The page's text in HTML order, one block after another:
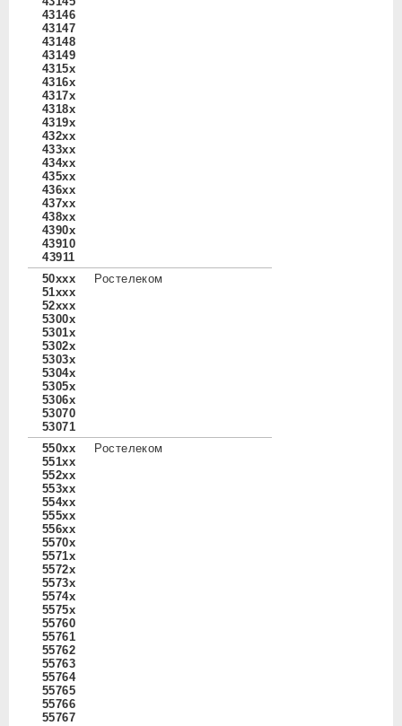
43146
43147
43148
43149
4315x
4316x
4317x
4318x
4319x
432xx
433xx
434xx
435xx
436xx
437xx
438xx
4390x
43910
43911
50xxx
51xxx
52xxx
5300x
5301x
5302x
5303x
5304x
5305x
5306x
53070
53071
Ростелеком
550xx
551xx
552xx
553xx
554xx
555xx
556xx
5570x
5571x
5572x
5573x
5574x
5575x
55760
55761
55762
55763
55764
55765
55766
55767
Ростелеком